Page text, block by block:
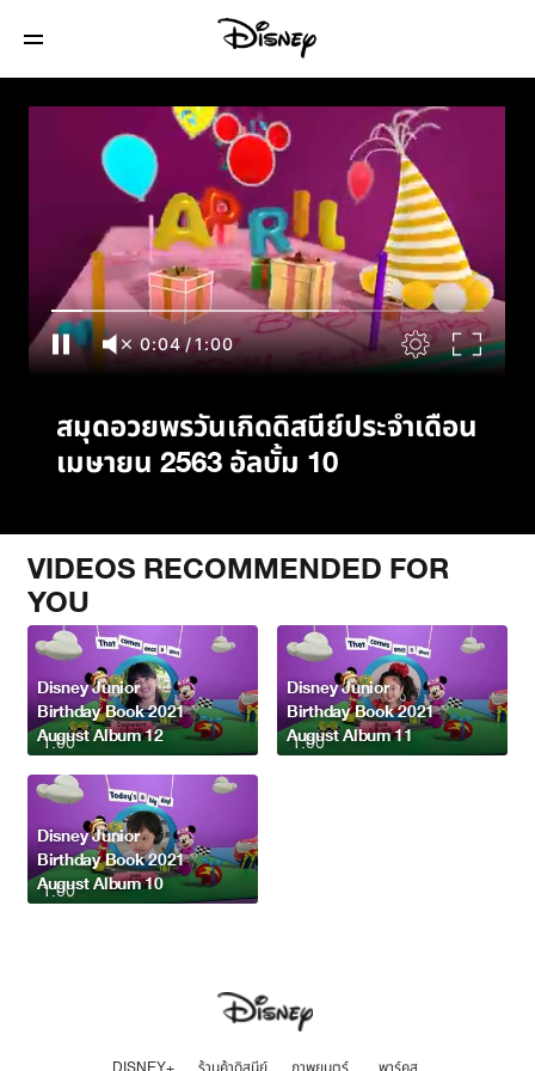
สมุดอวยพรวันเกิดดิสนีย์ประจำเดือนเมษายน
2563 อัลบั้ม 10
0:04/1:00
สมุดอวยพรวันเกิดดิสนีย์ประจำเดือน
เมษายน 2563 อัลบั้ม 10
VIDEOS RECOMMENDED FOR
YOU
1:00
Disney Junior
Birthday Book 2021
August Album 12
1:00
Disney Junior
Birthday Book 2021
August Album 11
1:00
Disney Junior
Birthday Book 2021
August Album 10